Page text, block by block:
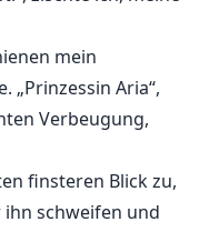
mein
„Prinzessin Aria“,
Verbeugung,
finsteren Blick zu,
schweifen und